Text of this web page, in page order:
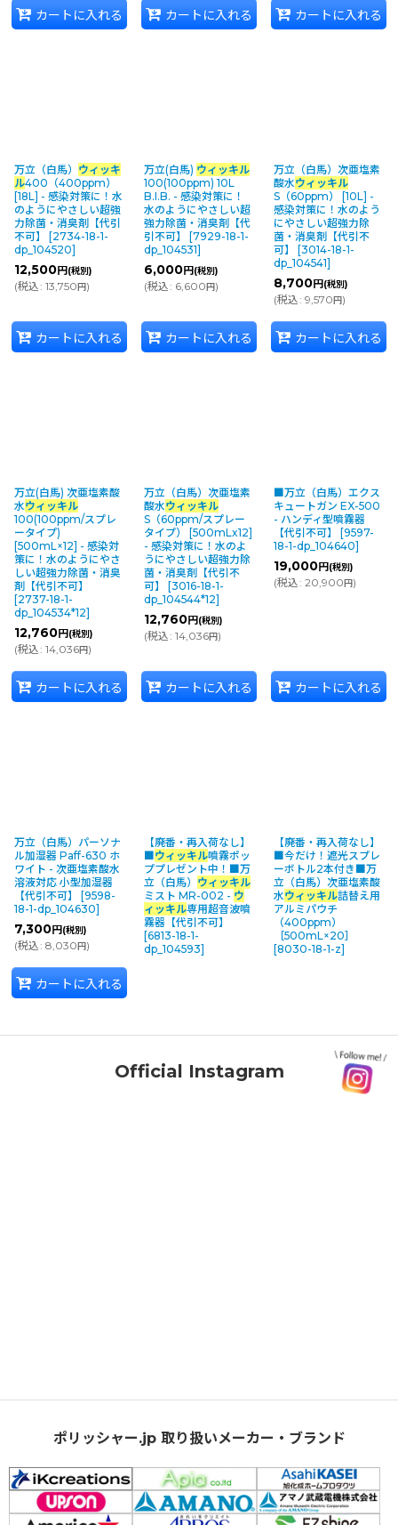
カートに入れる カートに入れる カートに入れる
万立（白馬） ウィッキ
ル400（400ppm）
[18L] - 感染対策に！水
のようにやさしい超強
力除菌・消臭剤【代引
不可】
[2734-18-1-
dp_104520]
12,500円 (税別)
(税込: 13,750円)
カートに入れる
万立(白馬) ウィッキル
100(100ppm) 10L
B.I.B. - 感染対策に！
水のようにやさしい超
強力除菌・消臭剤【代
引不可】
[7929-18-1-
dp_104531]
6,000円 (税別)
(税込: 6,600円)
カートに入れる
万立（白馬）次亜塩素
酸水ウィッキル
S（60ppm） [10L] -
感染対策に！水のよう
にやさしい超強力除
菌・消臭剤【代引不
可】
[3014-18-1-
dp_104541]
8,700円 (税別)
(税込: 9,570円)
カートに入れる
万立(白馬) 次亜塩素酸
水ウィッキル
100(100ppm/スプレ
ータイプ)
[500mL×12] - 感染対
策に！水のようにやさ
しい超強力除菌・消臭
剤【代引不可】
[2737-18-1-
dp_104534*12]
12,760円 (税別)
(税込: 14,036円)
カートに入れる
万立（白馬）次亜塩素
酸水ウィッキル
S（60ppm/スプレー
タイプ） [500mLx12]
- 感染対策に！水のよ
うにやさしい超強力除
菌・消臭剤【代引不
可】
[3016-18-1-
dp_104544*12]
12,760円 (税別)
(税込: 14,036円)
カートに入れる
■万立（白馬）エクス
キュートガン EX-500
- ハンディ型噴霧器
【代引不可】
[9597-
18-1-dp_104640]
19,000円 (税別)
(税込: 20,900円)
カートに入れる
万立（白馬）パーソナ
ル加湿器 Paff-630 ホ
ワイト - 次亜塩素酸水
溶液対応 小型加湿器
【代引不可】
[9598-
18-1-dp_104630]
7,300円 (税別)
(税込: 8,030円)
カートに入れる
【廃番・再入荷なし】
■ウィッキル噴霧ポッ
ププレゼント中！■万
立（白馬） ウィッキル
ミスト MR-002 - ウ
ィッキル専用超音波噴
霧器【代引不可】
[6813-18-1-
dp_104593]
【廃番・再入荷なし】
■今だけ！遮光スプレ
ーボトル2本付き■万
立（白馬）次亜塩素酸
水ウィッキル詰替え用
アルミパウチ
（400ppm）
［500mL×20］
[8030-18-1-z]
Official Instagram
ポリッシャー.jp 取り扱いメーカー・ブランド